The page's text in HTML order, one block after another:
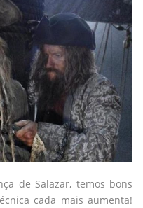
de Salazar, temos bons
cada mais aumenta!